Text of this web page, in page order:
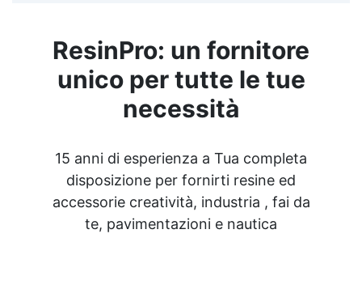
ResinPro: un fornitore
unico per tutte le tue
necessità
15 anni di esperienza a Tua completa
disposizione per fornirti resine ed
accessorie creatività, industria , fai da
te, pavimentazioni e nautica